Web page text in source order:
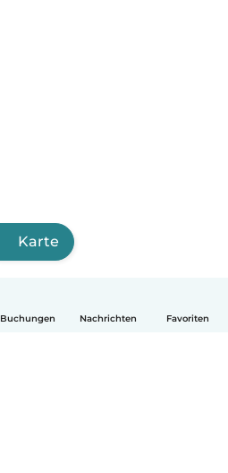
Buchungen Nachrichten Favoriten
Karte